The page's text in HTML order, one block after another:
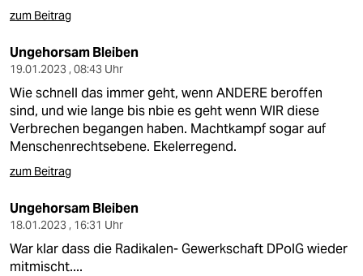
zum Beitrag
Ungehorsam Bleiben
19.01.2023 , 08:43 Uhr
Wie schnell das immer geht, wenn ANDERE beroffen
sind, und wie lange bis nbie es geht wenn WIR diese
Verbrechen begangen haben. Machtkampf sogar auf
Menschenrechtsebene. Ekelerregend.
zum Beitrag
Ungehorsam Bleiben
18.01.2023 , 16:31 Uhr
War klar dass die Radikalen- Gewerkschaft DPolG wieder
mitmischt....